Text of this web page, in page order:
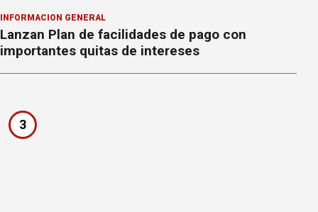
INFORMACION GENERAL
Lanzan Plan de facilidades de pago con
importantes quitas de intereses
3